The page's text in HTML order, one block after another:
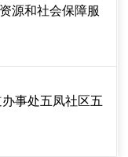
源和社会保障服
事处五凤社区五